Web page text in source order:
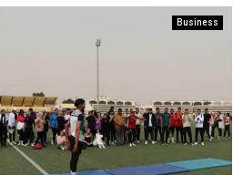
Business